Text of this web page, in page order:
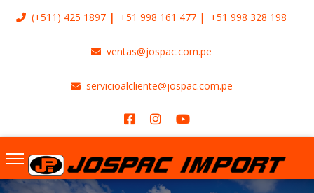
(+511) 425 1897 +51 998 161 477 +51 998 328 198
ventas@jospac.com.pe
servicioalcliente@jospac.com.pe